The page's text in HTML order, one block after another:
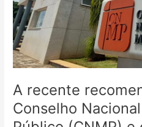
A recente
Conselho
Ministério
Público
(CNMP)
e
os
nas
ações
de